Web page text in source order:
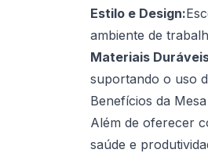
Estilo e Design:
ambiente de
Materiais
suportando o uso
Benefícios da
Além de oferecer
saúde e